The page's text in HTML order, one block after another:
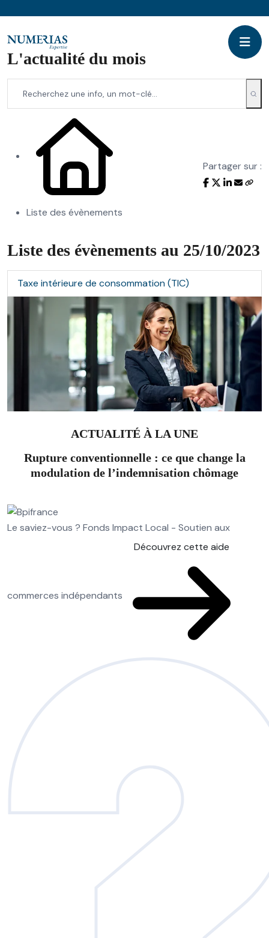
L'actualité du mois
Liste des évènements
Partager sur :
Liste des évènements au 25/10/2023
Taxe intérieure de consommation (TIC)
ACTUALITÉ À LA UNE
Rupture conventionnelle : ce que change la
modulation de l’indemnisation chômage
Le saviez-vous ? Fonds Impact Local - Soutien aux
commerces indépendants
Découvrez cette aide